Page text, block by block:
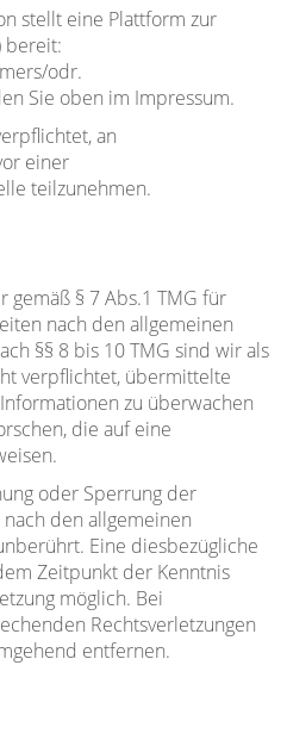
stellt eine Plattform zur
bereit:
odr.
Sie oben im Impressum.
an
einer
teilzunehmen.
§ 7 Abs.1 TMG für
nach den allgemeinen
§§ 8 bis 10 TMG sind wir als
verpflichtet, übermittelte
zu überwachen
die auf eine
oder Sperrung der
den allgemeinen
Eine diesbezügliche
Zeitpunkt der Kenntnis
möglich. Bei
Rechtsverletzungen
entfernen.